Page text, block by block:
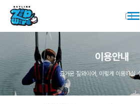
이용안내
즐거운 짚와이어, 이렇게 이용하실